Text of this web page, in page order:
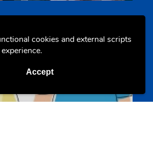
cookies and external scripts
Accept